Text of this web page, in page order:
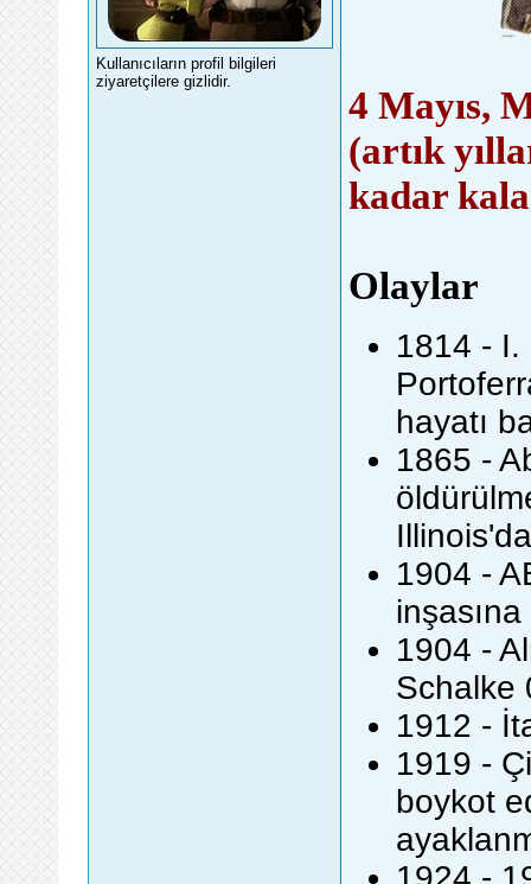
Kullanıcıların profil bilgileri
ziyaretçilere gizlidir.
4 Mayıs,
(artık
kadar
Olaylar
1814 - I.
hayatı
1865 -
1904 -
1904 -
Schalke
1912 -
1919 -
boykot